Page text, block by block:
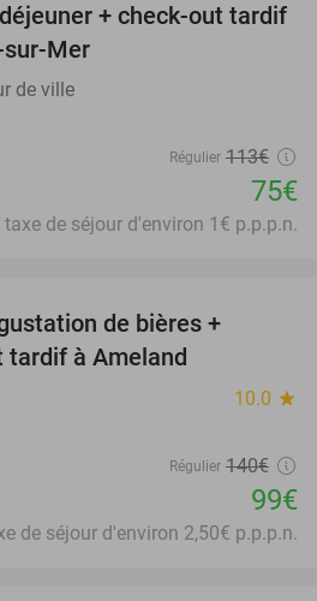
34%
+ check-out tardif
sur-Mer
de ville
Régulier 113€
75€
taxe de séjour d'environ 1€ p.p.p.n.
de bières +
tardif à Ameland
10.0 star
Régulier 140€
99€
de séjour d'environ 2,50€ p.p.p.n.